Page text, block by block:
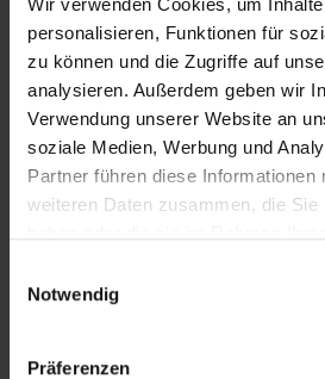
Wir verwenden Cookies, um
personalisieren, Funktionen für
zu können und die Zugriffe auf
analysieren. Außerdem geben wir
Verwendung unserer Website an
soziale Medien, Werbung und
Partner führen diese Informationen
weiteren Daten zusammen, die Sie
Notwendig
Präferenzen
Fulfillment, das zu
passt
PrestaShop gibt Dir Kontrolle
Daten. byrd ergänzt die
ganz ohne Black-Box-